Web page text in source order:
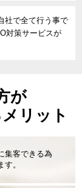
社で全て行う事で
対策サービスが
が
リット
集客できる為
。